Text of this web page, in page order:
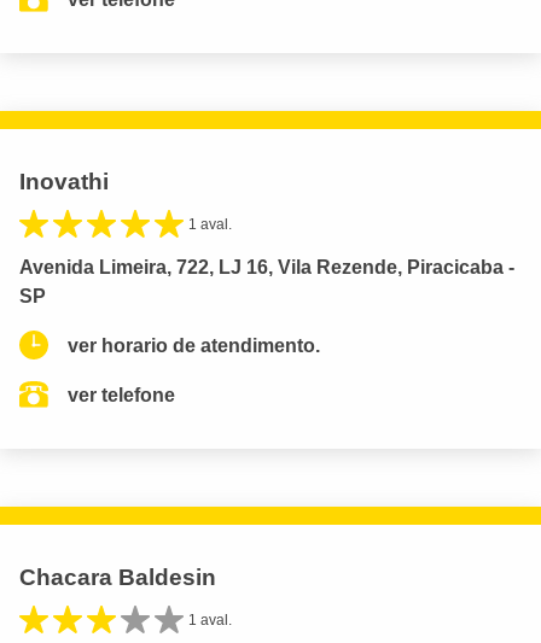
Inovathi
1 aval.
Avenida Limeira, 722, LJ 16, Vila Rezende, Piracicaba -
SP
ver horario de atendimento.
ver telefone
Chacara Baldesin
1 aval.